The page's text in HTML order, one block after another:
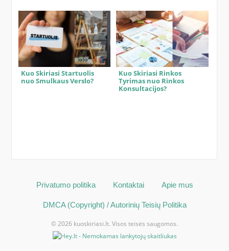
Kuo Skiriasi Startuolis
nuo Smulkaus Verslo?
Kuo Skiriasi Rinkos
Tyrimas nuo Rinkos
Konsultacijos?
Privatumo politika Kontaktai Apie mus
DMCA (Copyright) / Autorinių Teisių Politika
© 2026 kuoskiriasi.lt. Visos teisės saugomos.